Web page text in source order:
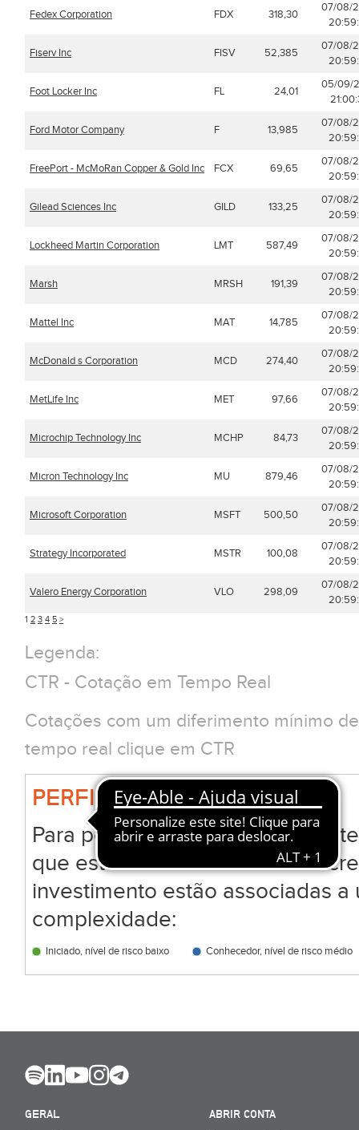
Fedex Corporation FDX 318,30
07/08/
Fiserv Inc FISV 52,385
07/08/
Foot Locker Inc FL 24,01
05/09/
Ford Motor Company F 13,985
07/08/
FreePort - McMoRan Copper & Gold Inc FCX 69,65
07/08/
Gilead Sciences Inc GILD 133,25
07/08/
Lockheed Martin Corporation LMT 587,49
07/08/
Marsh MRSH 191,39
07/08/
Mattel Inc MAT 14,785
07/08/
McDonald s Corporation MCD 274,40
07/08/
MetLife Inc MET 97,66
07/08/
Microchip Technology Inc MCHP 84,73
07/08/
Micron Technology Inc MU 879,46
07/08/
Microsoft Corporation MSFT 500,50
07/08/
Strategy Incorporated MSTR 100,08
07/08/
Valero Energy Corporation VLO 298,09
07/08/
1 2 3 4 5 >
Legenda:
CTR - Cotação em Tempo Real
Cotações com um diferimento mínimo
tempo real clique em CTR
PERFIL BIG
Para permitir que todos os
que estão a analisar ou a
investimento estão associadas
complexidade:
Iniciado, nível de risco baixo Conhecedor, nível de risco médio
GERAL
ABRIR CONTA